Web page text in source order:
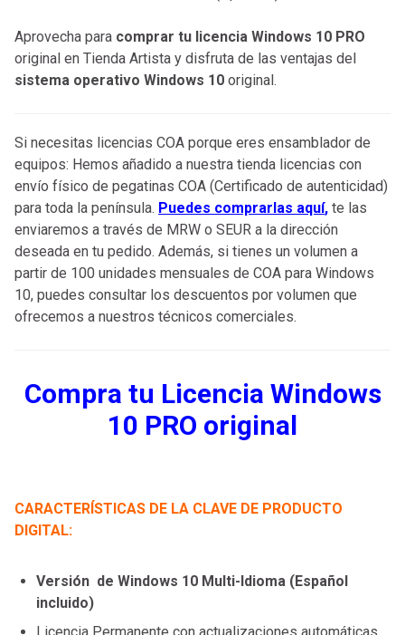
Aprovecha para comprar tu licencia Windows 10 PRO
original en Tienda Artista y disfruta de las ventajas del
sistema operativo Windows 10 original.
Si necesitas licencias COA porque eres ensamblador de
equipos: Hemos añadido a nuestra tienda licencias con
envío físico de pegatinas COA (Certificado de autenticidad)
para toda la península. Puedes comprarlas aquí, te las
enviaremos a través de MRW o SEUR a la dirección
deseada en tu pedido. Además, si tienes un volumen a
partir de 100 unidades mensuales de COA para Windows
10, puedes consultar los descuentos por volumen que
ofrecemos a nuestros técnicos comerciales.
Compra tu Licencia Windows
10 PRO original
CARACTERÍSTICAS DE LA CLAVE DE PRODUCTO
DIGITAL:
Versión de Windows 10 Multi-Idioma (Español
incluido)